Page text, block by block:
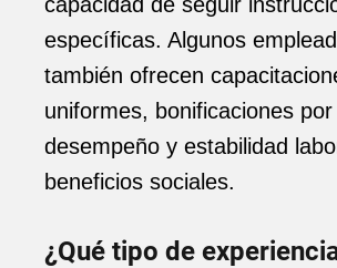
específicas. Algunos
también ofrecen
uniformes, bonificaciones por
desempeño y estabilidad
beneficios sociales.
¿Qué tipo de